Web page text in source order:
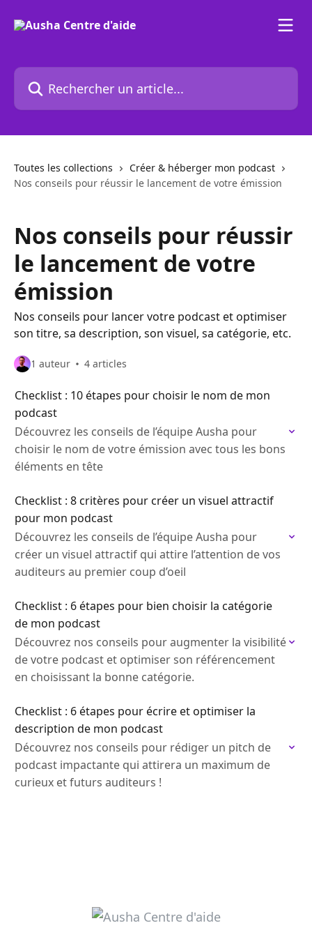
Rechercher un article...
Toutes les collections
Créer & héberger mon podcast
Nos conseils pour réussir le lancement de votre émission
Nos conseils pour réussir
le lancement de votre
émission
Nos conseils pour lancer votre podcast et optimiser
son titre, sa description, son visuel, sa catégorie, etc.
1 auteur 4 articles
Checklist : 10 étapes pour choisir le nom de mon
podcast
Découvrez les conseils de l’équipe Ausha pour
choisir le nom de votre émission avec tous les bons
éléments en tête
Checklist : 8 critères pour créer un visuel attractif
pour mon podcast
Découvrez les conseils de l’équipe Ausha pour
créer un visuel attractif qui attire l’attention de vos
auditeurs au premier coup d’oeil
Checklist : 6 étapes pour bien choisir la catégorie
de mon podcast
Découvrez nos conseils pour augmenter la visibilité
de votre podcast et optimiser son référencement
en choisissant la bonne catégorie.
Checklist : 6 étapes pour écrire et optimiser la
description de mon podcast
Découvrez nos conseils pour rédiger un pitch de
podcast impactante qui attirera un maximum de
curieux et futurs auditeurs !